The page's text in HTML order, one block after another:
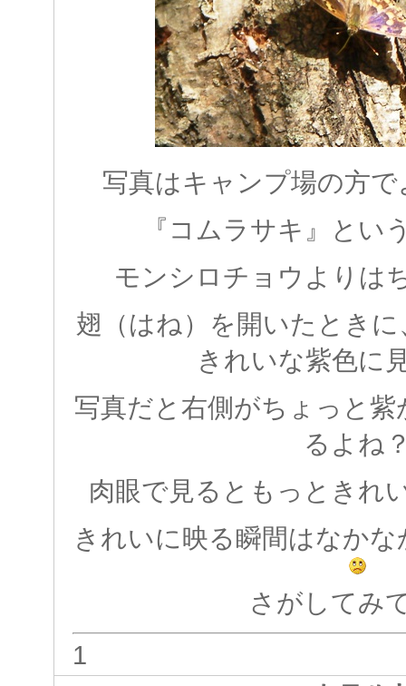
写真はキャンプ場の方
『コムラサキ』とい
モンシロチョウよりは
翅（はね）を開いたとき
きれいな紫色に
写真だと右側がちょっと
るよね
肉眼で見るともっときれ
きれいに映る瞬間はなか
さがしてみ
1